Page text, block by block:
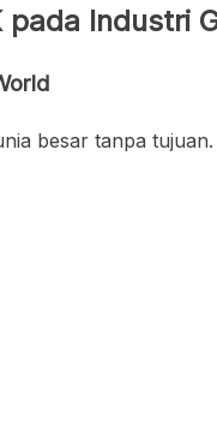
pada Industri
besar tanpa tujuan.